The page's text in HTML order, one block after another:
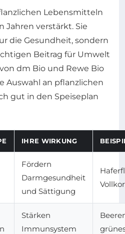
Lebensmitteln
Jahren verstärkt. Sie
die Gesundheit, sondern
Beitrag für Umwelt
von dm Bio und Rewe Bio
Auswahl an pflanzlichen
gut in den Speiseplan
IHRE WIRKUNG
Fördern
Darmgesundheit
und Sättigung
Stärken
Immunsystem